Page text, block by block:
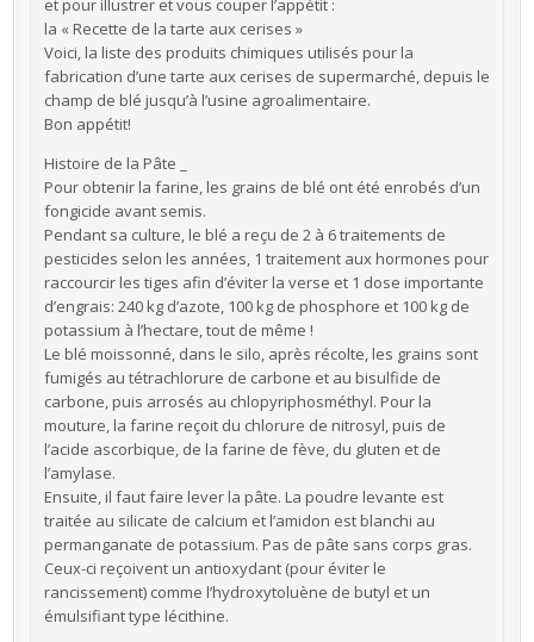
et pour illustrer et vous couper l’appétit :
la « Recette de la tarte aux cerises »
Voici, la liste des produits chimiques utilisés pour la
fabrication d’une tarte aux cerises de supermarché, depuis le
champ de blé jusqu’à l’usine agroalimentaire.
Bon appétit!
Histoire de la Pâte _
Pour obtenir la farine, les grains de blé ont été enrobés d’un
fongicide avant semis.
Pendant sa culture, le blé a reçu de 2 à 6 traitements de
pesticides selon les années, 1 traitement aux hormones pour
raccourcir les tiges afin d’éviter la verse et 1 dose importante
d’engrais: 240 kg d’azote, 100 kg de phosphore et 100 kg de
potassium à l’hectare, tout de même !
Le blé moissonné, dans le silo, après récolte, les grains sont
fumigés au tétrachlorure de carbone et au bisulfide de
carbone, puis arrosés au chlopyriphosméthyl. Pour la
mouture, la farine reçoit du chlorure de nitrosyl, puis de
l’acide ascorbique, de la farine de fève, du gluten et de
l’amylase.
Ensuite, il faut faire lever la pâte. La poudre levante est
traitée au silicate de calcium et l’amidon est blanchi au
permanganate de potassium. Pas de pâte sans corps gras.
Ceux-ci reçoivent un antioxydant (pour éviter le
rancissement) comme l’hydroxytoluène de butyl et un
émulsifiant type lécithine.